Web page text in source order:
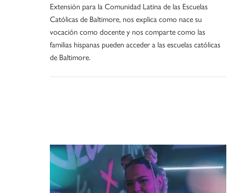
Extensión para la Comunidad Latina de las Escuelas
Católicas de Baltimore, nos explica como nace su
vocación como docente y nos comparte como las
familias hispanas pueden acceder a las escuelas católicas
de Baltimore.